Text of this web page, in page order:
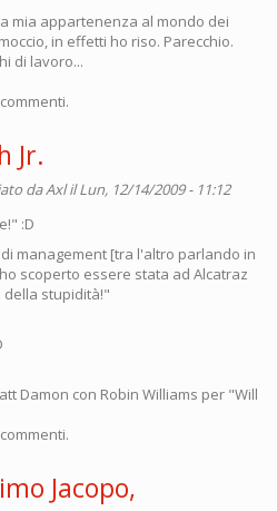
mia appartenenza al mondo dei
in effetti ho riso. Parecchio.
di lavoro...
Jr.
daAxlil Lun, 12/14/2009 - 11:12
:D
management [tra l'altro parlando in
scoperto essere stata ad Alcatraz
della stupidità!"
Damon con Robin Williams per "Will
Jacopo,